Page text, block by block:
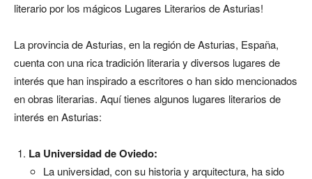
literario por los mágicos Lugares Literarios de Asturias!
La provincia de Asturias, en la región de Asturias, España,
cuenta con una rica tradición literaria y diversos lugares de
interés que han inspirado a escritores o han sido mencionados
en obras literarias. Aquí tienes algunos lugares literarios de
interés en Asturias:
La Universidad de Oviedo:
La universidad, con su historia y arquitectura, ha sido